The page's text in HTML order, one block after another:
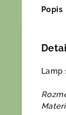
Popis
Lamp